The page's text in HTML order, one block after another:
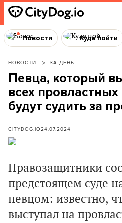
Новости Куда пойти
НОВОСТИ ЗА ДЕНЬ
Певца, который
всех провластных
будут судить за
CITYDOG.IO24.07.2024
Правозащитники
предстоящем суде
певцом: известно,
выступал на